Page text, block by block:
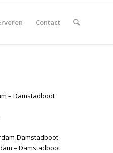
Contact
– Damstadboot
Damstadboot
– Damstadboot